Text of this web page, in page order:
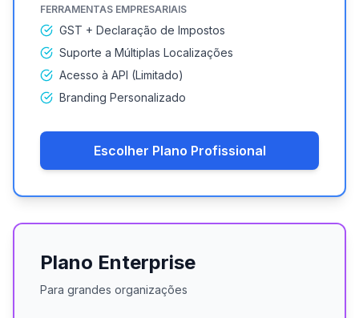
FERRAMENTAS EMPRESARIAIS
GST + Declaração de Impostos
Suporte a Múltiplas Localizações
Acesso à API (Limitado)
Branding Personalizado
Escolher Plano Profissional
Plano Enterprise
Para grandes organizações